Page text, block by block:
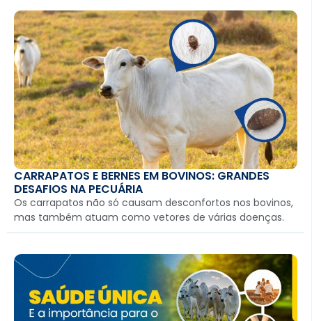
CARRAPATOS E BERNES EM BOVINOS: GRANDES
DESAFIOS NA PECUÁRIA
Os carrapatos não só causam desconfortos nos bovinos,
mas também atuam como vetores de várias doenças.